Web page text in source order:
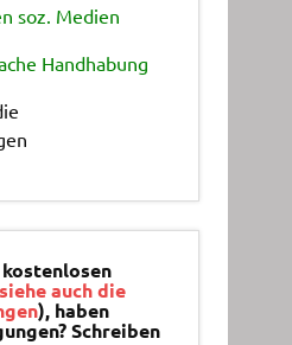
soz. Medien
Handhabung
siehe auch die
), haben
Schreiben